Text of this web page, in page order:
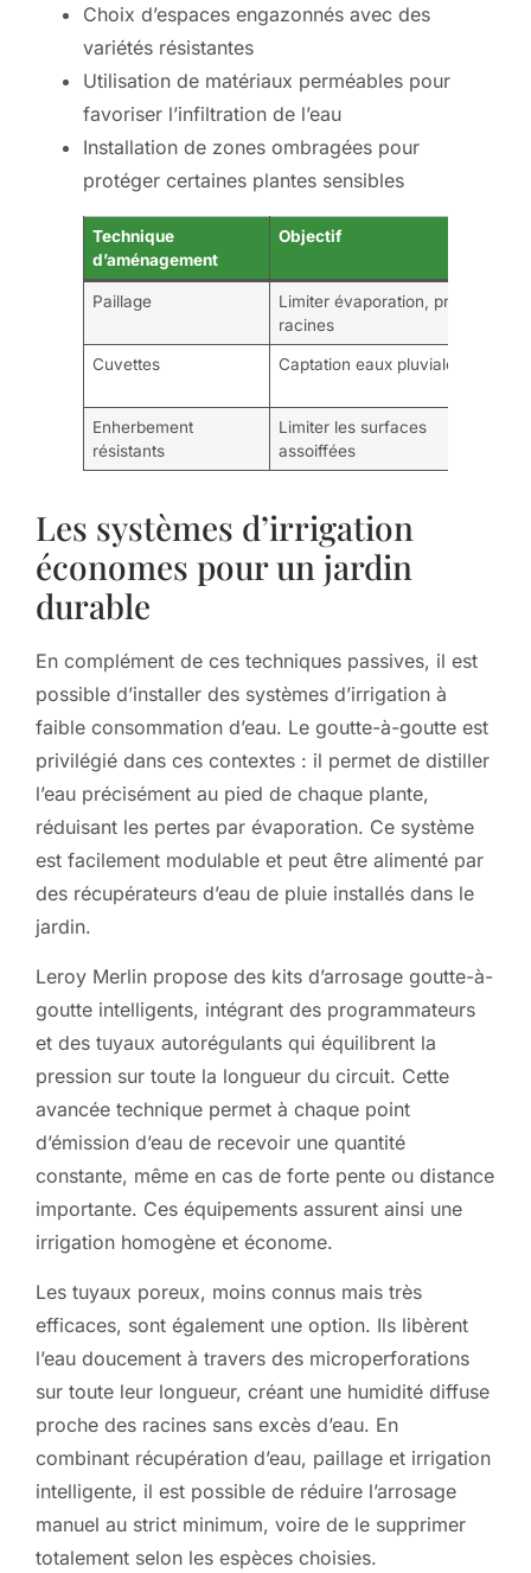
Choix d’espaces engazonnés avec des
variétés résistantes
Utilisation de matériaux perméables pour
favoriser l’infiltration de l’eau
Installation de zones ombragées pour
protéger certaines plantes sensibles
Technique
d’aménagement
Objectif
Paillage
Limiter évaporation, protéger
racines
Cuvettes Captation eaux pluviales
Enherbement
résistants
Limiter les surfaces
assoiffées
Les systèmes d’irrigation
économes pour un jardin
durable
En complément de ces techniques passives, il est
possible d’installer des systèmes d’irrigation à
faible consommation d’eau. Le goutte-à-goutte est
privilégié dans ces contextes : il permet de distiller
l’eau précisément au pied de chaque plante,
réduisant les pertes par évaporation. Ce système
est facilement modulable et peut être alimenté par
des récupérateurs d’eau de pluie installés dans le
jardin.
Leroy Merlin propose des kits d’arrosage goutte-à-
goutte intelligents, intégrant des programmateurs
et des tuyaux autorégulants qui équilibrent la
pression sur toute la longueur du circuit. Cette
avancée technique permet à chaque point
d’émission d’eau de recevoir une quantité
constante, même en cas de forte pente ou distance
importante. Ces équipements assurent ainsi une
irrigation homogène et économe.
Les tuyaux poreux, moins connus mais très
efficaces, sont également une option. Ils libèrent
l’eau doucement à travers des microperforations
sur toute leur longueur, créant une humidité diffuse
proche des racines sans excès d’eau. En
combinant récupération d’eau, paillage et irrigation
intelligente, il est possible de réduire l’arrosage
manuel au strict minimum, voire de le supprimer
totalement selon les espèces choisies.